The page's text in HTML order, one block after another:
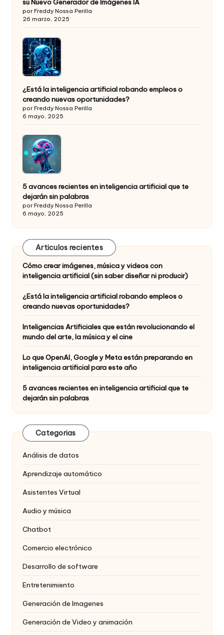
su Nuevo Generador de Imágenes IA
por Freddy Nossa Perilla
26 marzo, 2025
¿Está la inteligencia artificial robando empleos o
creando nuevas oportunidades?
por Freddy Nossa Perilla
6 mayo, 2025
5 avances recientes en inteligencia artificial que te
dejarán sin palabras
por Freddy Nossa Perilla
6 mayo, 2025
Articulos recientes
Cómo crear imágenes, música y videos con
inteligencia artificial (sin saber diseñar ni producir)
¿Está la inteligencia artificial robando empleos o
creando nuevas oportunidades?
Inteligencias Artificiales que están revolucionando el
mundo del arte, la música y el cine
Lo que OpenAI, Google y Meta están preparando en
inteligencia artificial para este año
5 avances recientes en inteligencia artificial que te
dejarán sin palabras
Categorias
Análisis de datos
Aprendizaje automático
Asistentes Virtual
Audio y música
Chatbot
Comercio electrónico
Desarrollo de software
Entretenimiento
Generación de Imagenes
Generación de Video y animación